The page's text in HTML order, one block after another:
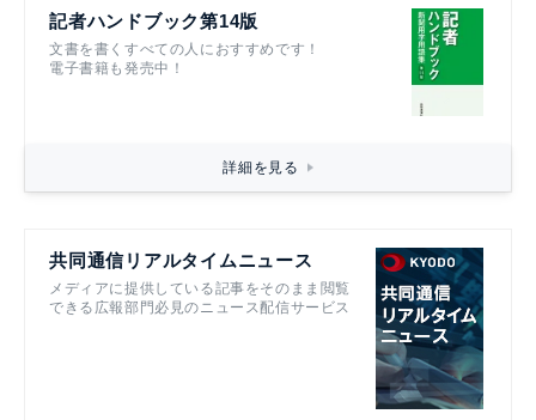
記者ハンドブック第14版
文書を書くすべての人におすすめです！
電子書籍も発売中！
詳細を見る
共同通信リアルタイムニュース
メディアに提供している記事をそのまま閲覧
できる広報部門必見のニュース配信サービス